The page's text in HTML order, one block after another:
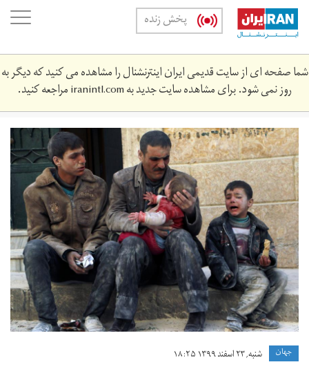
Skip
main
content
پخش زنده
شما صفحه ای از سایت قدیمی ایران اینترنشنال را مشاهده می کنید که دیگر به
روز نمی شود. برای مشاهده سایت جدید بهiranintl.comمراجعه کنید.
2021-
03-
security-
timeline.jpg
جهان شنبه, ۲۳ اسفند ۱۳۹۹ ۱۸:۲۵